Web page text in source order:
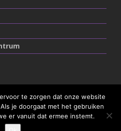
te zorgen dat onze website
je doorgaat met het gebruiken
er vanuit dat ermee instemt.